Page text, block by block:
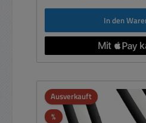
In den
Ausverkauft
%Rabatt